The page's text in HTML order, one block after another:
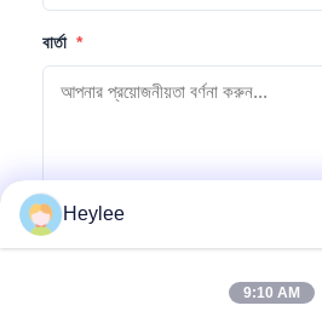
বার্তা *
Heylee
9:10 AM